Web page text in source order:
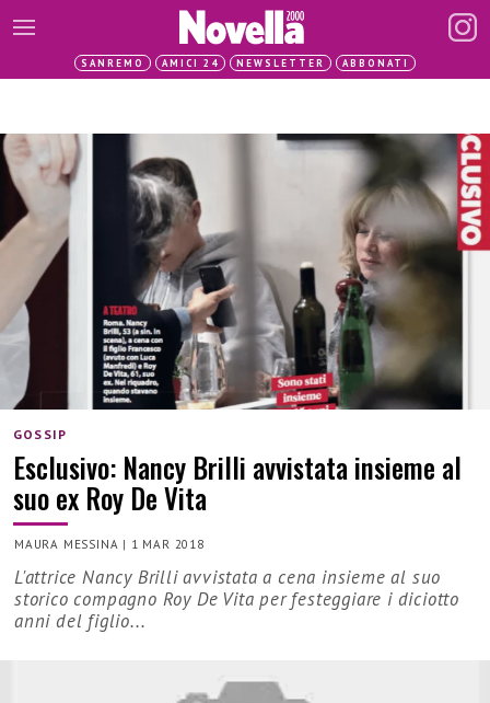
SANREMO AMICI 24 NEWSLETTER ABBONATI
GOSSIP
Esclusivo: Nancy Brilli avvistata insieme al
suo ex Roy De Vita
MAURA MESSINA | 1 MAR 2018
L'attrice Nancy Brilli avvistata a cena insieme al suo
storico compagno Roy De Vita per festeggiare i diciotto
anni del figlio...